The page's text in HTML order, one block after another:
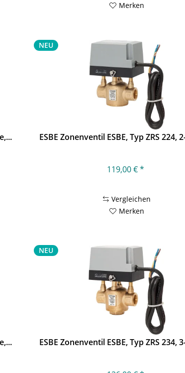
Merken
NEU
ESBE Zonenventil ESBE, Typ ZRS 224,
119,00 € *
Vergleichen
Merken
NEU
ESBE Zonenventil ESBE, Typ ZRS 234,